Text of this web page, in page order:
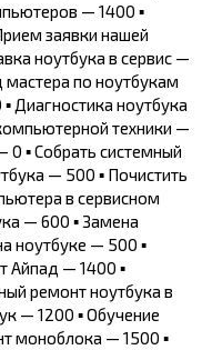
— 1400 ▪
заявки нашей
ноутбука в сервис —
по ноутбукам
Диагностика ноутбука
техники —
0 ▪ Собрать системный
— 500 ▪ Почистить
в сервисном
— 600 ▪ Замена
ноутбуке — 500 ▪
Айпад — 1400 ▪
ремонт ноутбука в
— 1200 ▪ Обучение
моноблока — 1500 ▪